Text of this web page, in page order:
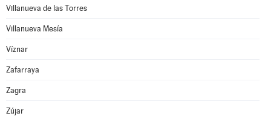
Villanueva de las Torres
Villanueva Mesía
Víznar
Zafarraya
Zagra
Zújar